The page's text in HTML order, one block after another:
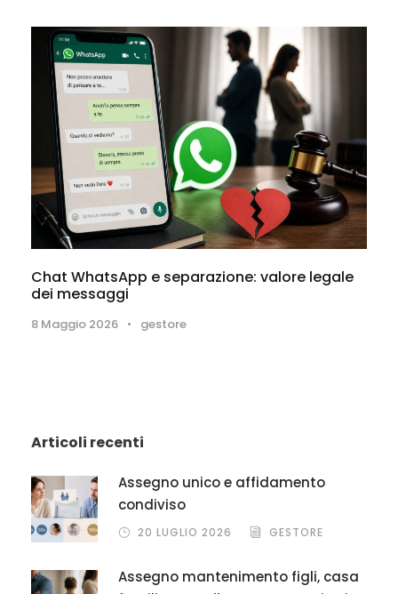
Chat WhatsApp e separazione: valore legale
dei messaggi
8 Maggio 2026 • gestore
Articoli recenti
Assegno unico e affidamento
condiviso
20 LUGLIO 2026 GESTORE
Assegno mantenimento figli, casa